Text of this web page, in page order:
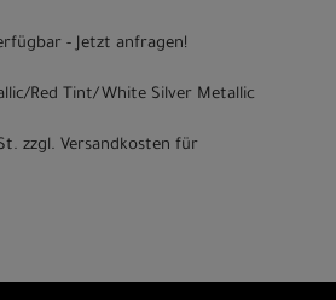
- Jetzt anfragen!
Red Tint/White Silver Metallic
zzgl. Versandkosten für